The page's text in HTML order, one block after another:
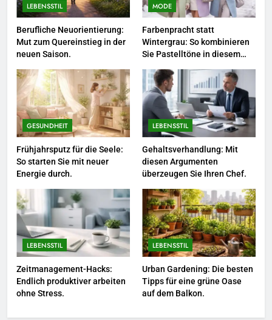
4
Selbstversorger-Glück: Welches
Gemüse Sie jetzt pflanzen
5
Accessoire-Guide: Mit diesen
Details werten Sie jedes
Frühlingsoutfit auf.
6
Naturnah gärtnern: So locken
Sie Bienen und Schmetterlinge
in Ihren Garten.
LEBENSSTIL
7
Berufliche Neuorientierung: Mut
zum Quereinstieg in der neuen
LEBENSSTIL
Berufliche Neuorientierung:
Mut zum Quereinstieg in der
neuen Saison.
MODE
Farbenpracht statt
Wintergrau: So kombinieren
Sie Pastelltöne in diesem
GESUNDHEIT
Frühjahrsputz für die Seele:
So starten Sie mit neuer
Energie durch.
LEBENSSTIL
Gehaltsverhandlung: Mit
diesen Argumenten
überzeugen Sie Ihren Chef.
LEBENSSTIL
Zeitmanagement-Hacks:
Endlich produktiver arbeiten
ohne Stress.
LEBENSSTIL
Urban Gardening: Die besten
Tipps für eine grüne Oase
auf dem Balkon.